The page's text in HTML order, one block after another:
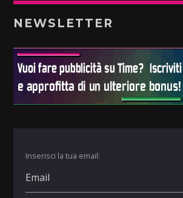
NEWSLETTER
Inserisci la tua email: